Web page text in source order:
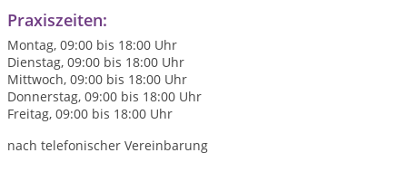
Praxiszeiten:
Montag, 09:00 bis 18:00 Uhr
Dienstag, 09:00 bis 18:00 Uhr
Mittwoch, 09:00 bis 18:00 Uhr
Donnerstag, 09:00 bis 18:00 Uhr
Freitag, 09:00 bis 18:00 Uhr
nach telefonischer Vereinbarung